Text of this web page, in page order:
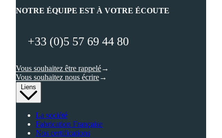
Liens
La société
Fabrication Française
Nos certifications
NOTRE ÉQUIPE EST À VOTRE ÉCOUTE
+33 (0)5 57 69 44 80
Vous souhaitez être rappelé
Vous souhaitez nous écrire